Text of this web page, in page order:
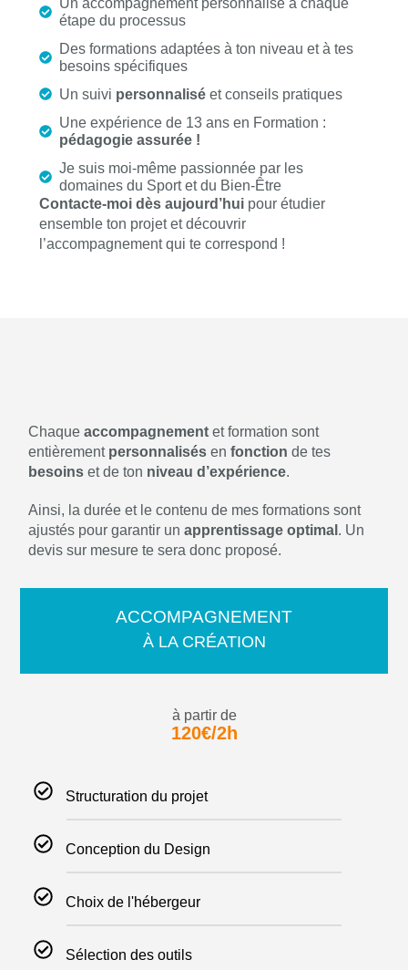
étape du processus
Des formations adaptées à ton niveau et à tes
besoins spécifiques
Un suivi personnalisé et conseils pratiques
Une expérience de 13 ans en Formation :
pédagogie assurée !
Je suis moi-même passionnée par les
domaines du Sport et du Bien-Être
Contacte-moi dès aujourd’huipour étudier
ensemble ton projet et découvrir
l’accompagnement qui te correspond !
Chaqueaccompagnement et formation sont
entièrement personnalisés enfonction de tes
besoins et de ton niveau d’expérience.
Ainsi, la durée et le contenu de mes formations sont
ajustés pour garantir unapprentissage optimal . Un
devis sur mesure te sera donc proposé.
ACCOMPAGNEMENT
À LA CRÉATION
à partir de
120€/2h
Structuration du projet
Conception du Design
Choix de l'hébergeur
Sélection des outils